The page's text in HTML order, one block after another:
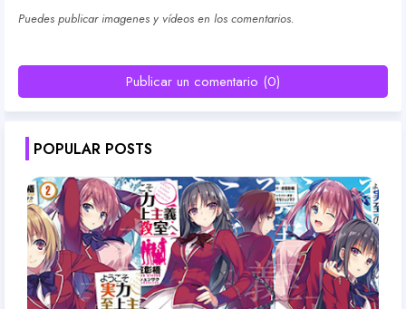
Puedes publicar imagenes y vídeos en los comentarios.
Publicar un comentario (0)
POPULAR POSTS